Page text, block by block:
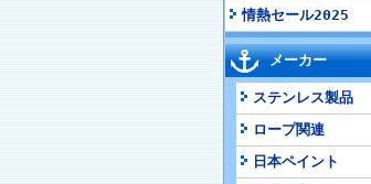
情熱セール2025
メーカー
ステンレス製品
ロープ関連
日本ペイント